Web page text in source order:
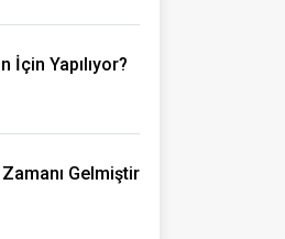
İçin Yapılıyor?
Gelmiştir